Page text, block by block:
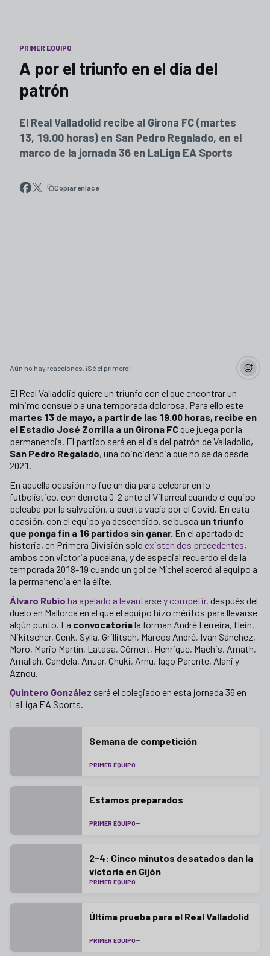
PRIMER EQUIPO
A por el triunfo en el día del
patrón
El Real Valladolid recibe al Girona FC (martes
13, 19.00 horas) en San Pedro Regalado, en el
marco de la jornada 36 en LaLiga EA Sports
Copiar enlace
Aún no hay reacciones. ¡Sé el primero!
El Real Valladolid quiere un triunfo con el que encontrar un
mínimo consuelo a una temporada dolorosa. Para ello este
martes 13 de mayo, a partir de las 19.00 horas, recibe en
el Estadio José Zorrilla a un Girona FCque juega por la
permanencia. El partido será en el día del patrón de Valladolid,
San Pedro Regalado, una coincidencia que no se da desde
2021.
En aquella ocasión no fue un día para celebrar en lo
futbolístico, con derrota 0-2 ante el Villarreal cuando el equipo
peleaba por la salvación, a puerta vacía por el Covid. En esta
ocasión, con el equipo ya descendido, se busca un triunfo
que ponga fin a 16 partidos sin ganar. En el apartado de
historia, en Primera División solo existen dos precedentes,
ambos con victoria pucelana, y de especial recuerdo el de la
temporada 2018-19 cuando un gol de Míchel acercó al equipo a
la permanencia en la élite.
Álvaro Rubio ha apelado a levantarse y competir, después del
duelo en Mallorca en el que el equipo hizo méritos para llevarse
algún punto. La convocatoriala forman André Ferreira, Hein,
Nikitscher, Cenk, Sylla, Grillitsch, Marcos André, Iván Sánchez,
Moro, Mario Martín, Latasa, Cömert, Henrique, Machis, Amath,
Amallah, Candela, Anuar, Chuki, Arnu, Iago Parente, Alani y
Aznou.
Quintero González será el colegiado en esta jornada 36 en
LaLiga EA Sports.
Semana de competición
PRIMER EQUIPO
Estamos preparados
PRIMER EQUIPO
2-4: Cinco minutos desatados dan la
victoria en Gijón
PRIMER EQUIPO
Última prueba para el Real Valladolid
PRIMER EQUIPO